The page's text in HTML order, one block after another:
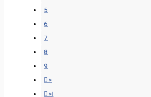
5
6
7
8
9
>
>|